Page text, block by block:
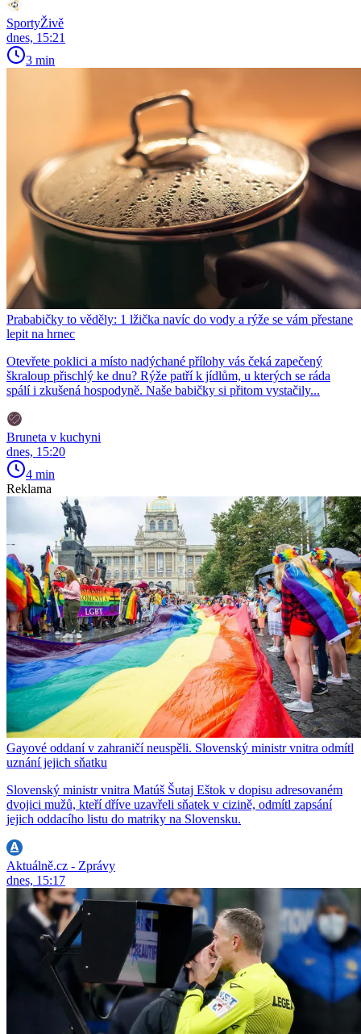
SportyŽivě
dnes, 15:21
3 min
Prababičky to věděly: 1 lžička navíc do vody a rýže se vám přestane
lepit na hrnec
Otevřete poklici a místo nadýchané přílohy vás čeká zapečený
škraloup přischlý ke dnu? Rýže patří k jídlům, u kterých se ráda
spálí i zkušená hospodyně. Naše babičky si přitom vystačily...
Bruneta v kuchyni
dnes, 15:20
4 min
Reklama
Gayové oddaní v zahraničí neuspěli. Slovenský ministr vnitra odmítl
uznání jejich sňatku
Slovenský ministr vnitra Matúš Šutaj Eštok v dopisu adresovaném
dvojici mužů, kteří dříve uzavřeli sňatek v cizině, odmítl zapsání
jejich oddacího listu do matriky na Slovensku.
Aktuálně.cz - Zprávy
dnes, 15:17